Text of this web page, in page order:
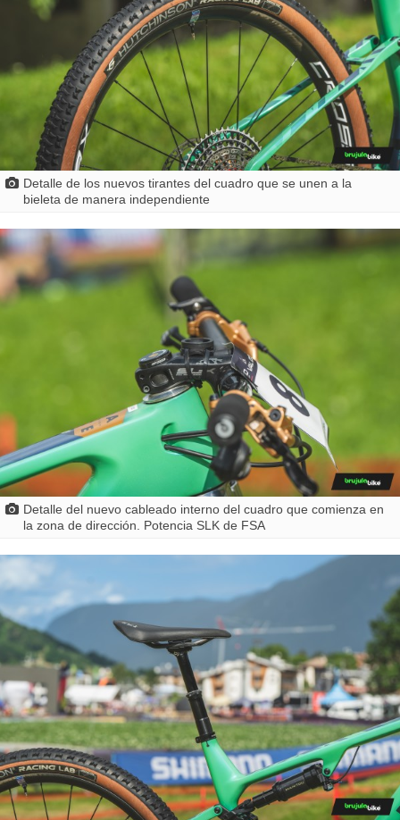
Detalle de los nuevos tirantes del cuadro que se unen a la
bieleta de manera independiente
Detalle del nuevo cableado interno del cuadro que comienza en
la zona de dirección. Potencia SLK de FSA